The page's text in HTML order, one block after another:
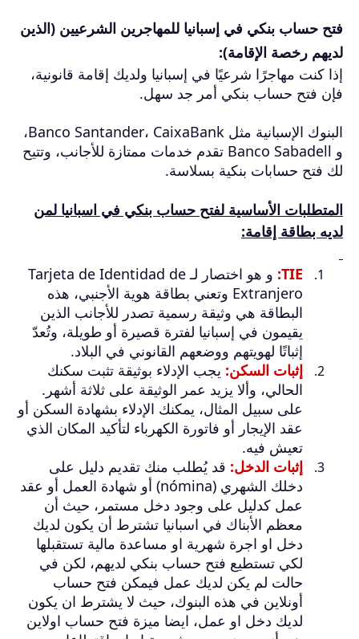
فتح حساب بنكي في إسبانيا للمهاجرين الشرعيين (الذين
لديهم رخصة الإقامة):
إذا كنت مهاجرًا شرعيًا في إسبانيا ولديك إقامة قانونية،
فإن فتح حساب بنكي أمر جد سهل.
البنوك الإسبانية مثل Banco Santander، CaixaBank،
و Banco Sabadell تقدم خدمات ممتازة للأجانب، وتتيح
لك فتح حسابات بنكية بسلاسة.
المتطلبات الأساسية لفتح حساب بنكي في اسبانيا لمن
لديه بطاقة إقامة:
TIE:
و هو اختصار لـ Tarjeta de Identidad de
Extranjero وتعني بطاقة هوية الأجنبي، هذه
البطاقة هي وثيقة رسمية تصدر للأجانب الذين
يقيمون في إسبانيا لفترة قصيرة أو طويلة، وتُعدّ
إثباتًا لهويتهم ووضعهم القانوني في البلاد.
إثبات السكن: يجب الإدلاء بوثيقة تثبت سكنك
الحالي، وألا يزيد عمر الوثيقة على ثلاثة أشهر.
على سبيل المثال، يمكنك الإدلاء بشهادة السكن أو
عقد الإيجار أو فاتورة الكهرباء لتأكيد المكان الذي
تعيش فيه.
إثبات الدخل: قد يُطلب منك تقديم دليل على
دخلك الشهري (nómina) أو شهادة العمل أو عقد
عمل كدليل على وجود دخل مستمر، حيث أن
معظم الأبناك في اسبانيا تشترط أن يكون لديك
دخل او اجرة شهرية او مساعدة مالية تستقبلها
لكي تستطيع فتح حساب بنكي لديهم، لكن في
حالت لم يكن لديك عمل فيمكن فتح حساب
أونلاين في هذه البنوك، حيث لا يشترط ان يكون
لديك دخل او عمل، ايضا ميزة فتح حساب اولاين